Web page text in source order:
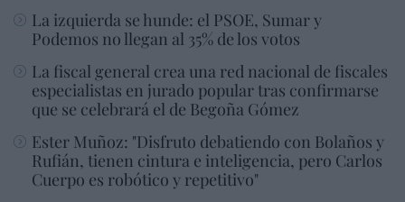
La izquierda se hunde: el PSOE, Sumar y
Podemos no llegan al 35% de los votos
La fiscal general crea una red nacional de fiscales
especialistas en jurado popular tras confirmarse
que se celebrará el de Begoña Gómez
Ester Muñoz: "Disfruto debatiendo con Bolaños y
Rufián, tienen cintura e inteligencia, pero Carlos
Cuerpo es robótico y repetitivo"